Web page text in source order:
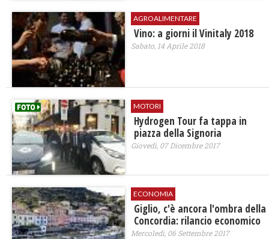
AGROALIMENTARE
Vino: a giorni il Vinitaly 2018
Sabato, 14 Aprile 2018
MOTORI
Hydrogen Tour fa tappa in
piazza della Signoria
Giovedì, 07 Dicembre 2017
ECONOMIA
​Giglio, c'è ancora l'ombra della
Concordia: rilancio economico
Mercoledì, 06 Settembre 2017